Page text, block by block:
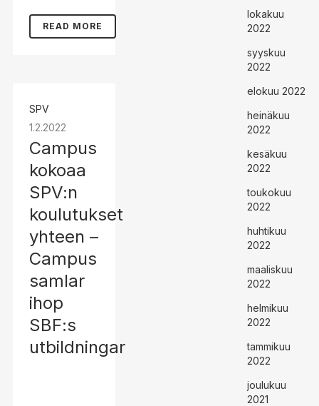
READ MORE
SPV
1.2.2022
Campus
kokoaa
SPV:n
koulutukset
yhteen –
Campus
samlar
ihop
SBF:s
utbildningar
lokakuu
2022
syyskuu
2022
elokuu 2022
heinäkuu
2022
kesäkuu
2022
toukokuu
2022
huhtikuu
2022
maaliskuu
2022
helmikuu
2022
tammikuu
2022
joulukuu
2021